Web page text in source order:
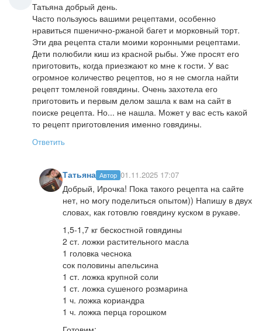
Татьяна добрый день.
Часто пользуюсь вашими рецептами, особенно
нравиться пшенично-ржаной багет и морковный торт.
Эти два рецепта стали моими коронными рецептами.
Дети полюбили киш из красной рыбы. Уже просят его
приготовить, когда приезжают ко мне к гости. У вас
огромное количество рецептов, но я не смогла найти
рецепт томленой говядины. Очень захотела его
приготовить и первым делом зашла к вам на сайт в
поиске рецепта. Но... не нашла. Может у вас есть какой
то рецепт приготовления именно говядины.
Ответить
Татьяна Автор 01.11.2025 17:07
Добрый, Ирочка! Пока такого рецепта на сайте
нет, но могу поделиться опытом)) Напишу в двух
словах, как готовлю говядину куском в рукаве.
1,5-1,7 кг бескостной говядины
2 ст. ложки растительного масла
1 головка чеснока
сок половины апельсина
1 ст. ложка крупной соли
1 ст. ложка сушеного розмарина
1 ч. ложка кориандра
1 ч. ложка перца горошком